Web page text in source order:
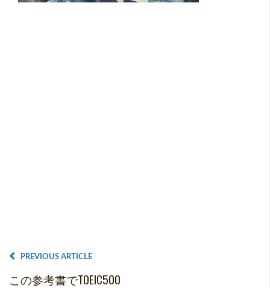
PREVIOUS ARTICLE
この参考書でTOEIC500